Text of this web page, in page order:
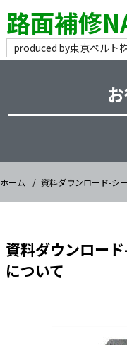
路面補修
produced by東京ベルト
ホーム 資料ダウンロード-シ
資料ダウンロー
について